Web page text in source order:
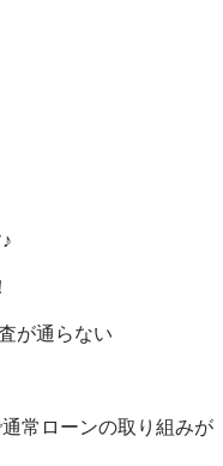
が通らない
常ローンの取り組みが